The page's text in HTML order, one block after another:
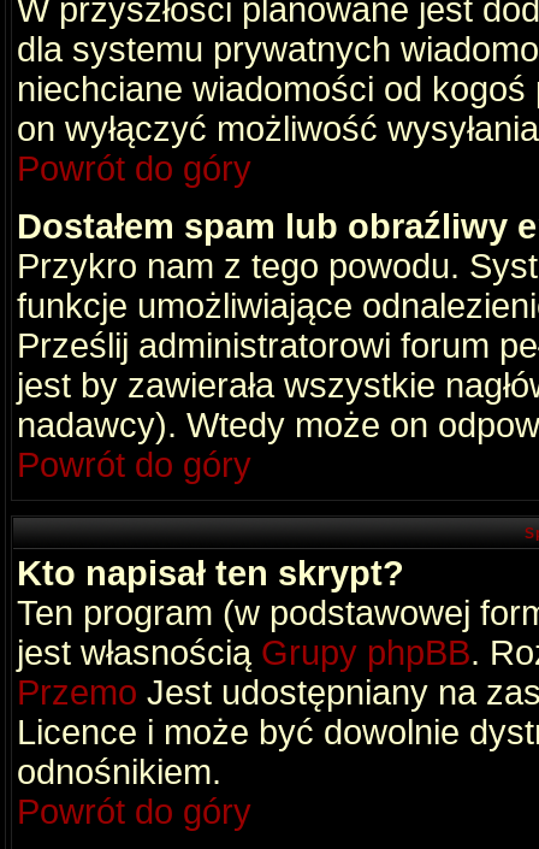
W przyszłości planowane jest
dla systemu prywatnych
niechciane wiadomości od
on wyłączyć możliwość
Powrót do góry
Dostałem spam lub obraźliwy
Przykro nam z tego powodu.
funkcje umożliwiające
Prześlij administratorowi forum
jest by zawierała wszystkie
nadawcy). Wtedy może on
Powrót do góry
Kto napisał ten skrypt?
Ten program (w podstawowej
jest własnością Grupy phpBB.
Przemo Jest udostępniany na
Licence i może być dowolnie
odnośnikiem.
Powrót do góry